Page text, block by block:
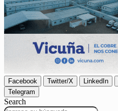
Facebook Twitter/X LinkedIn
Telegram
Search